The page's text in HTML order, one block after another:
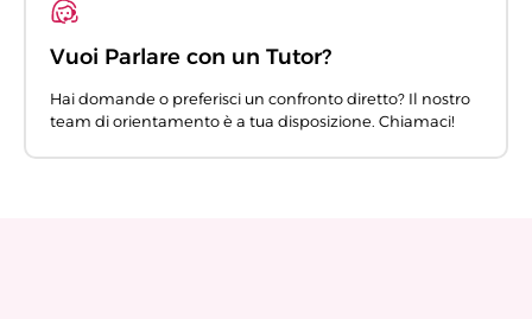
Vuoi Parlare con un Tutor?
Hai domande o preferisci un confronto diretto? Il nostro
team di orientamento è a tua disposizione. Chiamaci!